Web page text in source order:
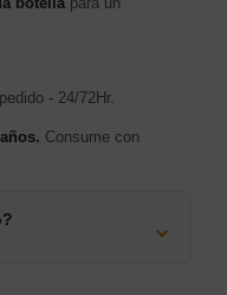
botella para un
- 24/72Hr.
Consume con
⌄